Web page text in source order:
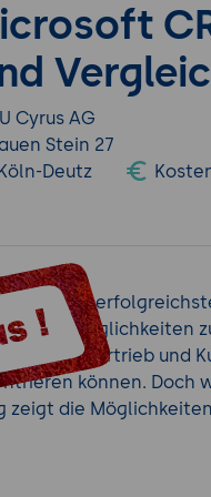
Cyrus AG
Stein 27
Deutz
zwei der
Möglichkeiten
Vertrieb und
können. Doch
die